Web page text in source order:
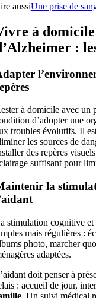
aussiUne prise de
à
:
à domicile avec un
d’adopter une
troubles évolutifs. Il
les sources de
des repères
suffisant pour
la
stimulation cognitive et
mais régulières :
photo, marcher
adaptées.
doit penser à
: accueil de jour,
. Un suivi médical